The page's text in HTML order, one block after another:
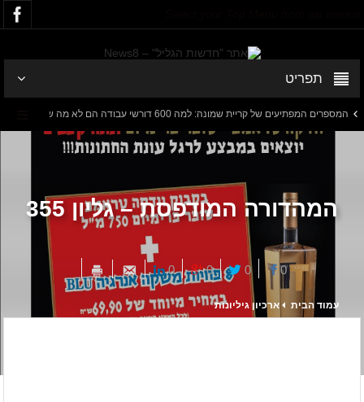
תפריט
המספרים המפתיעים של קריית שמונה: למה 600 דורשי עבודה הם לא מה שחשבתם?
דנציגר-אורט – הדיבייט של המדינה
המהדורה המודפסת – גליון 355
0
0
0
0
עמוד הבית ארכיון גיליונות